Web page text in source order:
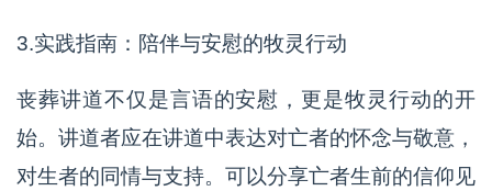
3.实践指南：陪伴与安慰的牧灵行动
丧葬讲道不仅是言语的安慰，更是牧灵行动的开
始。讲道者应在讲道中表达对亡者的怀念与敬意，
对生者的同情与支持。可以分享亡者生前的信仰见